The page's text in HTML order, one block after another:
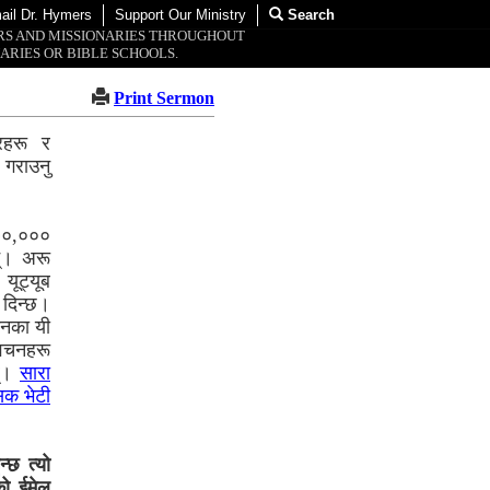
Dr. Hymers Support Our Ministry
Search
AND MISSIONARIES THROUGHOUT
OR BIBLE SCHOOLS.
Print Sermon
र
अरू
यूट्यूब
यी
सारा
भेटी
त्यो